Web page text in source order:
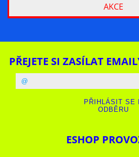
AKCE
PŘEJETE SI ZASÍLAT
ESHOP